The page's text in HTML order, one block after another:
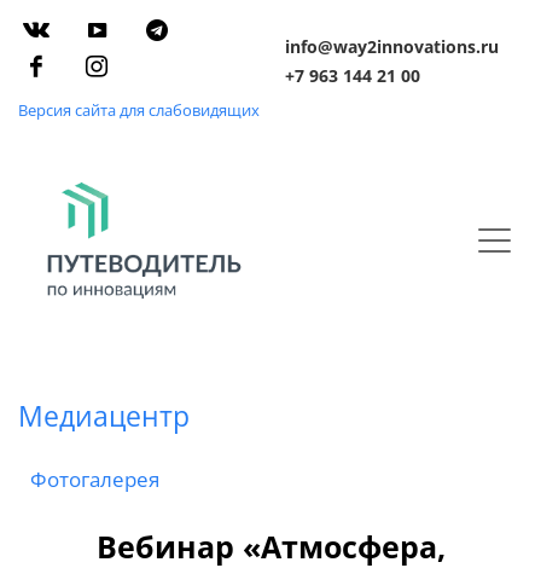
Версия сайта для слабовидящих
info@way2innovations.ru
+7 963 144 21 00
Медиацентр
Фотогалерея
Вебинар «Атмосфера,